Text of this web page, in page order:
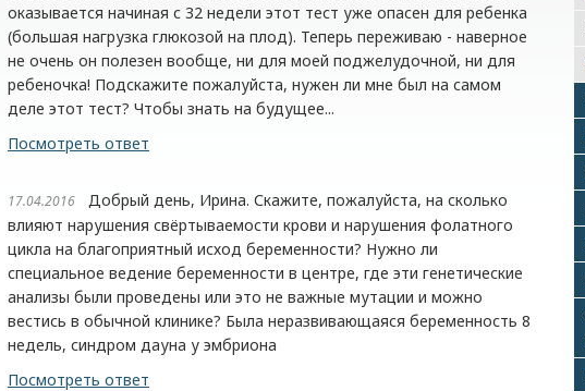
оказывается начиная с 32 недели этот тест уже опасен для ребенка
(большая нагрузка глюкозой на плод). Теперь переживаю - наверное
не очень он полезен вообще, ни для моей поджелудочной, ни для
ребеночка! Подскажите пожалуйста, нужен ли мне был на самом
деле этот тест? Чтобы знать на будущее...
Посмотреть ответ
17.04.2016 Добрый день, Ирина. Скажите, пожалуйста, на сколько
влияют нарушения свёртываемости крови и нарушения фолатного
цикла на благоприятный исход беременности? Нужно ли
специальное ведение беременности в центре, где эти генетические
анализы были проведены или это не важные мутации и можно
вестись в обычной клинике? Была неразвивающаяся беременность 8
недель, синдром дауна у эмбриона
Посмотреть ответ